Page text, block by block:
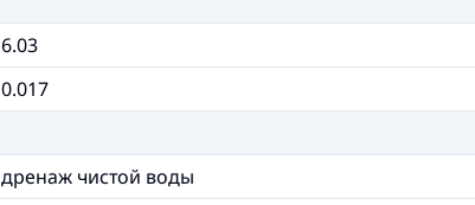
6.03
0.017
дренаж чистой воды